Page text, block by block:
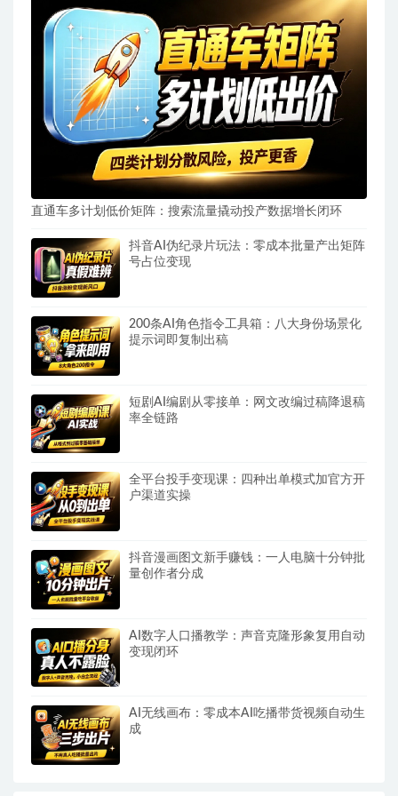
直通车多计划低价矩阵：搜索流量撬动投产数据增长闭环
抖音AI伪纪录片玩法：零成本批量产出矩阵
号占位变现
200条AI角色指令工具箱：八大身份场景化
提示词即复制出稿
短剧AI编剧从零接单：网文改编过稿降退稿
率全链路
全平台投手变现课：四种出单模式加官方开
户渠道实操
抖音漫画图文新手赚钱：一人电脑十分钟批
量创作者分成
AI数字人口播教学：声音克隆形象复用自动
变现闭环
AI无线画布：零成本AI吃播带货视频自动生
成